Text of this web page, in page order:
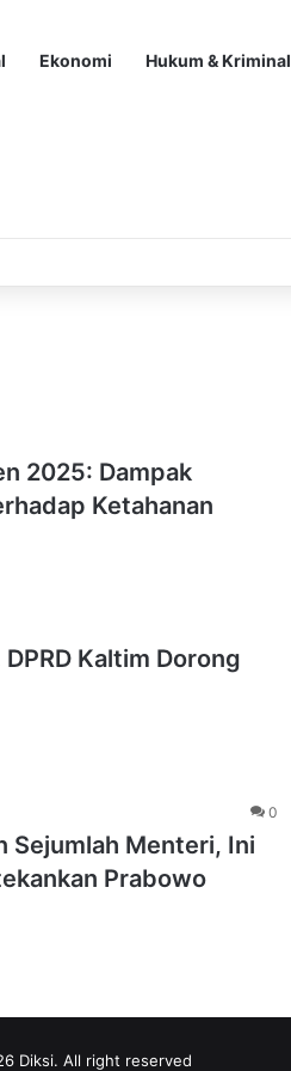
Ekonomi Hukum & Kriminal
2025: Dampak
Ketahanan
Kaltim Dorong
0
Sejumlah Menteri, Ini
Prabowo
Diksi. All right reserved